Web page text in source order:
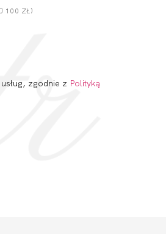
100 ZŁ)
zgodnie z Polityką